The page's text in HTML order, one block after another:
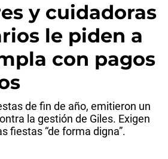
y cuidadoras
le piden a
con pagos
de fin de año, emitieron un
la gestión de Giles. Exigen
fiestas “de forma digna”.